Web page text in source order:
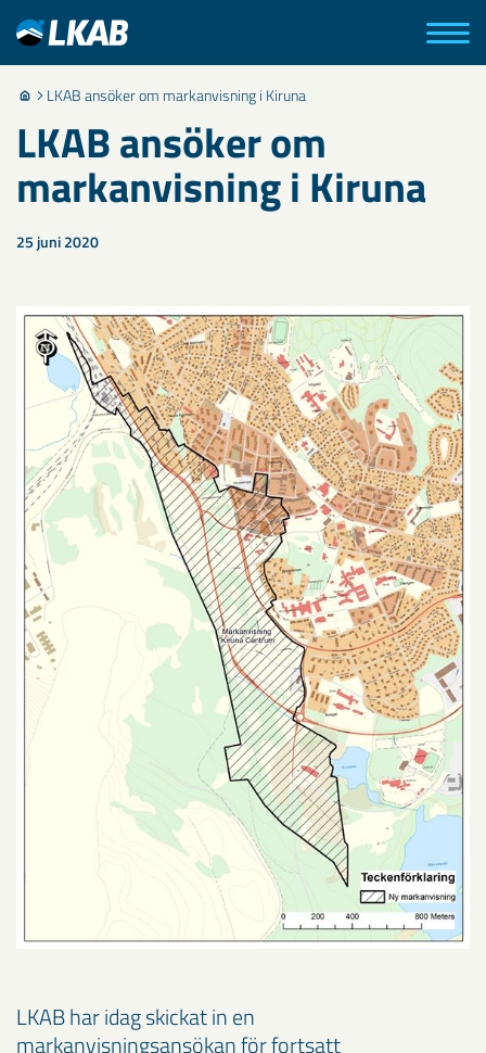
LKAB ansöker om markanvisning i Kiruna
LKAB ansöker om
markanvisning i Kiruna
25 juni 2020
LKAB har idag skickat in en
markanvisningsansökan för fortsatt